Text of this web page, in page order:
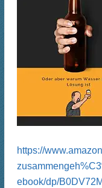
https://
ebook/dp/